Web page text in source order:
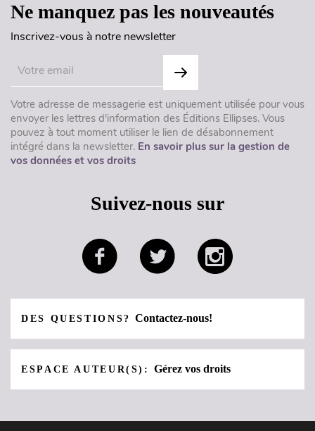
Ne manquez pas les nouveautés
Inscrivez-vous à notre newsletter
Votre adresse de messagerie est uniquement utilisée pour vous
envoyer les lettres d'information des Éditions Ellipses. Vous
pouvez à tout moment utiliser le lien de désabonnement
intégré dans la newsletter. En savoir plus sur la gestion de
vos données et vos droits
Suivez-nous sur
DES QUESTIONS?Contactez-nous!
ESPACE AUTEUR(S):Gérez vos droits